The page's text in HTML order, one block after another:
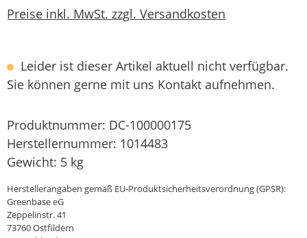
Preise inkl. MwSt. zzgl. Versandkosten
Leider ist dieser Artikel aktuell nicht verfügbar.
Sie können gerne mit uns Kontakt aufnehmen.
Produktnummer: DC-100000175
Herstellernummer: 1014483
Gewicht: 5 kg
Herstellerangaben gemäß EU-Produktsicherheitsverordnung (GPSR):
Greenbase eG
Zeppelinstr. 41
73760 Ostfildern